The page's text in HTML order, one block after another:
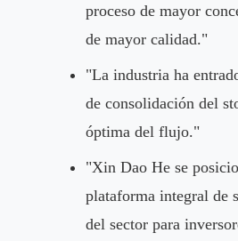
proceso de mayor
de mayor calidad."
"La industria ha
de consolidación del
óptima del flujo."
"Xin Dao He se
plataforma integral de
del sector para